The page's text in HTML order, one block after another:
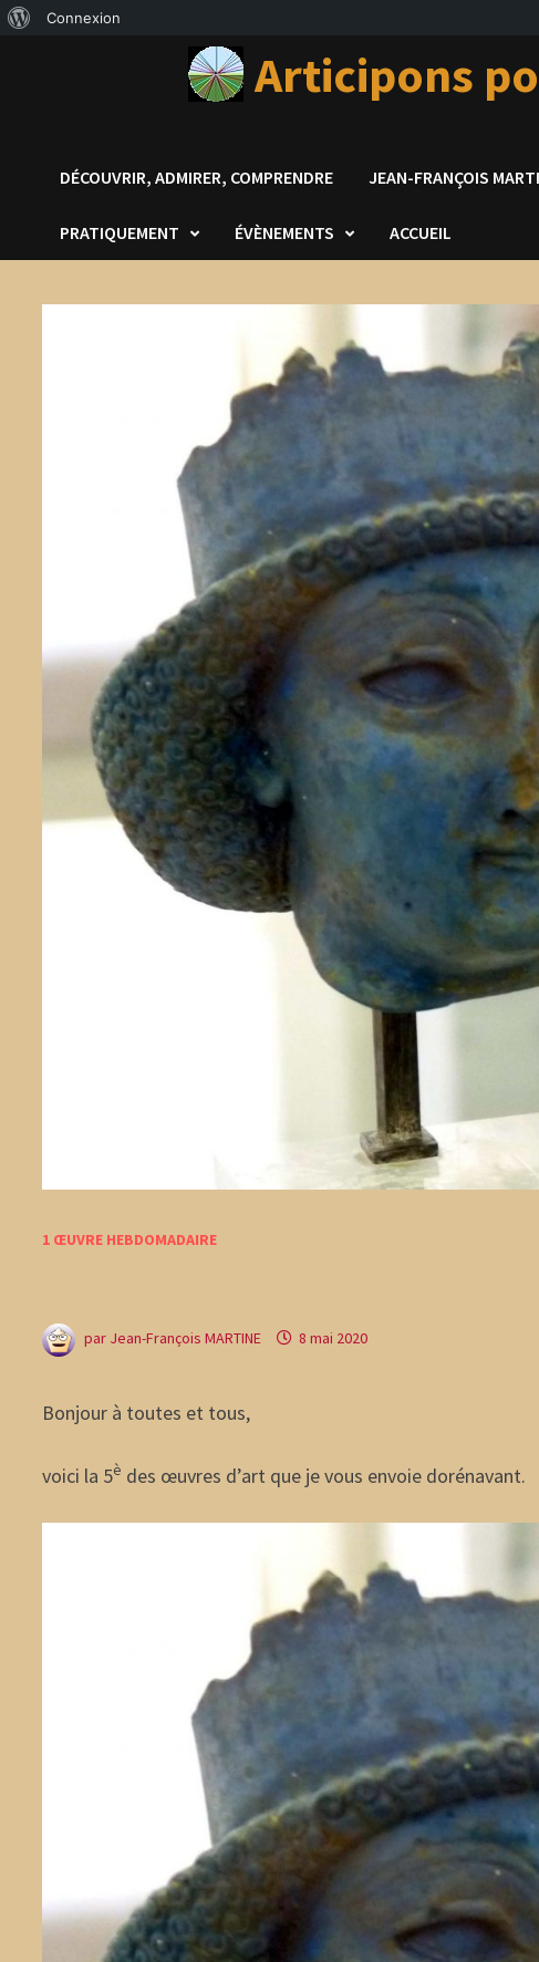
Connexion
Articipons
DÉCOUVRIR, ADMIRER, COMPRENDRE JEAN-FRANÇOIS
PRATIQUEMENT ÉVÈNEMENTS ACCUEIL
1 ŒUVRE HEBDOMADAIRE
par Jean-François MARTINE 8 mai 2020
Bonjour à toutes et tous,
voici la 5è des œuvres d’art que je vous envoie dorénavant.